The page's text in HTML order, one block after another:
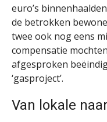
euro’s
de betrokken
twee ook nog eens
compensatie
afgesproken
‘gasproject’.
Van lokale